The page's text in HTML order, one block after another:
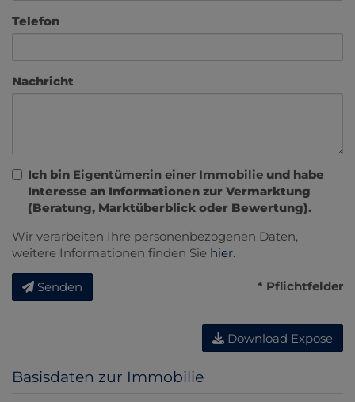
Telefon
Nachricht
Ich bin Eigentümer:in einer Immobilie und habe
Interesse an Informationen zur Vermarktung
(Beratung, Marktüberblick oder Bewertung).
Wir verarbeiten Ihre personenbezogenen Daten,
weitere Informationen finden Sie hier.
Senden * Pflichtfelder
Download Expose
Basisdaten zur Immobilie